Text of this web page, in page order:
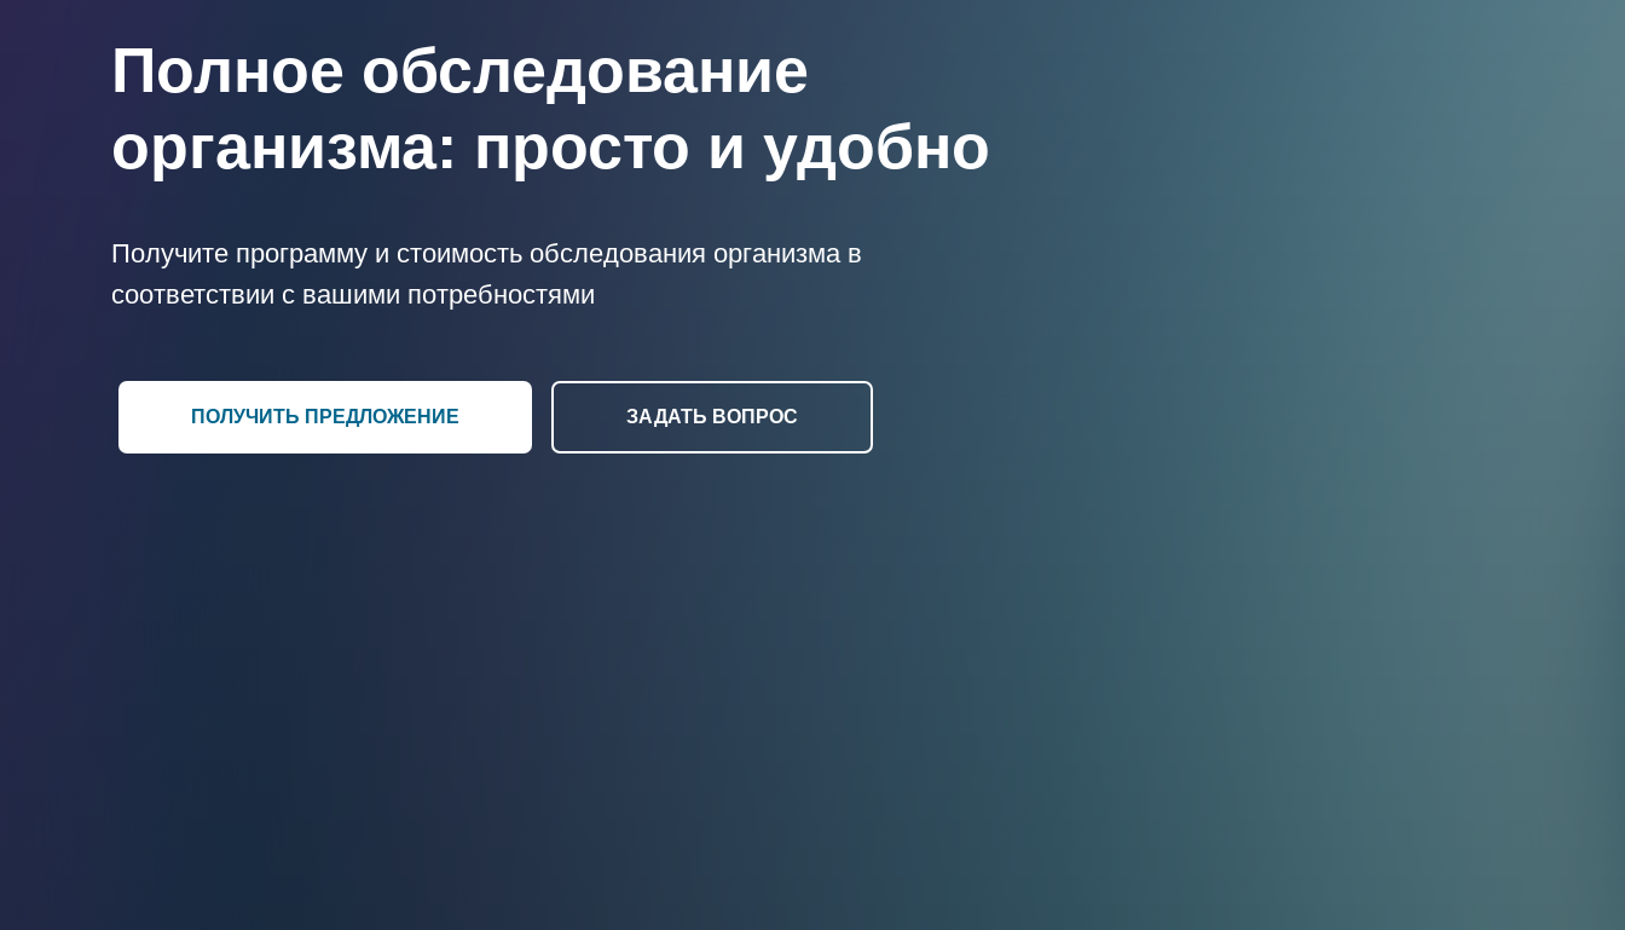
Полное обследование
организма: просто и удобно
Получите программу и стоимость обследования организма в
соответствии с вашими потребностями
ПОЛУЧИТЬ ПРЕДЛОЖЕНИЕ ЗАДАТЬ ВОПРОС